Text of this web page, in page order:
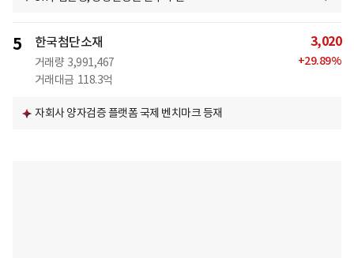
5 한국첨단소재
거래량 3,991,467
거래대금 118.3억
3,020
+29.89%
자회사 양자검증 플랫폼 국제 벤치마크 등재